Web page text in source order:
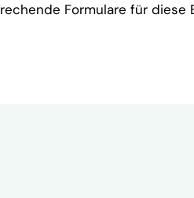
Formulare für